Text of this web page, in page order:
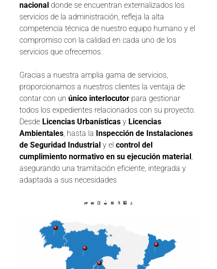
nacional donde se encuentran externalizados los
servicios de la administración, refleja la alta
competencia técnica de nuestro equipo humano y el
compromiso con la calidad en cada uno de los
servicios que ofrecemos.
Gracias a nuestra amplia gama de servicios,
proporcionamos a nuestros clientes la ventaja de
contar con un único interlocutor para gestionar
todos los expedientes relacionados con su proyecto.
Desde Licencias Urbanísticas y Licencias
Ambientales, hasta la Inspección de Instalaciones
de Seguridad Industrial y el control del
cumplimiento normativo en su ejecución material,
asegurando una tramitación eficiente, integrada y
adaptada a sus necesidades